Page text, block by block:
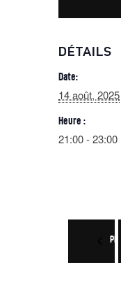
DÉTAILS
Date:
14 août, 2025
Heure :
21:00 - 23:00
PREV